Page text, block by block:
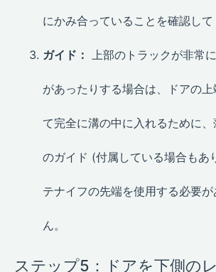
にかみ合っていることを確認して
ガイド： 上部のトラックが非常
があったりする場合は、ドアの
て完全に溝の中に入れるために
のガイド (付属している場合もあ
テナイフの先端を使用する必要
ん。
ステップ5：ドアを下側の